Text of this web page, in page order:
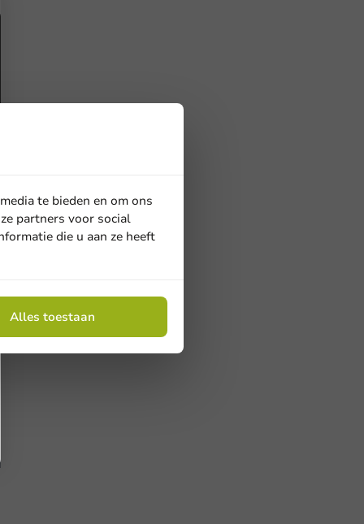
te bieden en om ons
partners voor social
die u aan ze heeft
Alles toestaan